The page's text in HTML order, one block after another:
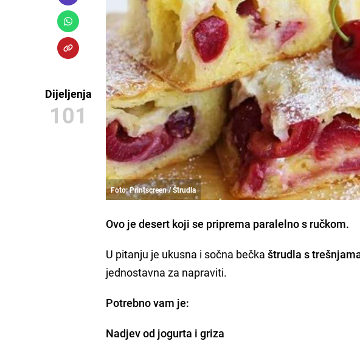
Dijeljenja
101
Foto: Printscreen / Štrudla
Ovo je desert koji se priprema paralelno s ručkom.
U pitanju je ukusna i sočna bečkaštrudla s
jednostavna za napraviti.
Potrebno vam je:
Nadjev od jogurta i griza